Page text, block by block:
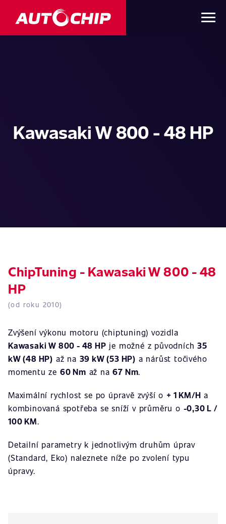
Kawasaki W 800 - 48 HP
ChipTuning - Kawasaki W 800 - 48
HP
(od roku 2010)
Zvýšení výkonu motoru (chiptuning) vozidla
Kawasaki W 800 - 48 HP je možné z původních35
kW (48 HP) až na 39 kW (53 HP) a nárůst točivého
momentu ze 60 Nm až na67 Nm.
Maximální rychlost se po úpravě zvýší o + 1 KM/H a
kombinovaná spotřeba se sníží v průměru o -0,30 L /
100 KM.
Detailní parametry k jednotlivým druhům úprav
(Standard, Eko) naleznete níže po zvolení typu
úpravy.